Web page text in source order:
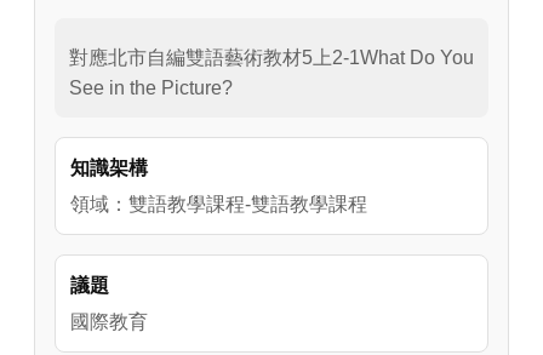
對應北市自編雙語藝術教材5上2-1What Do You
See in the Picture?
知識架構
領域：雙語教學課程-雙語教學課程
議題
國際教育